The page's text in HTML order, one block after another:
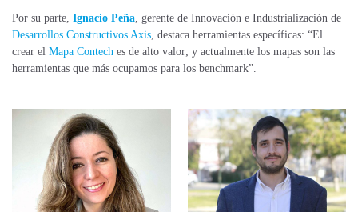
Por su parte, Ignacio Peña , gerente de Innovación e Industrialización de
Desarrollos Constructivos Axis , destaca herramientas específicas: “El
crear el Mapa Contech es de alto valor; y actualmente los mapas son las
herramientas que más ocupamos para los benchmark”.